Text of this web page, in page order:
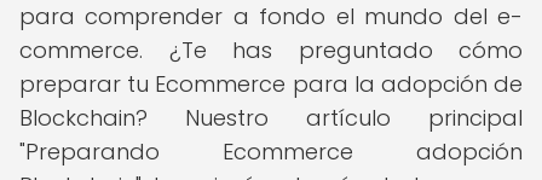
para comprender a fondo el mundo del e-
commerce. ¿Te has preguntado cómo
preparar tu Ecommerce para la adopción de
Blockchain? Nuestro artículo principal
"Preparando Ecommerce adopción